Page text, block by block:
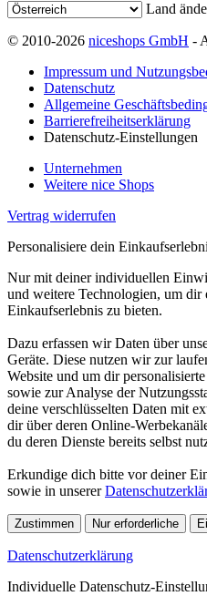
Land
© 2010-2026 niceshops GmbH -
Impressum und
Datenschutz
Allgemeine
Barrierefreiheitserklärung
Datenschutz-Einstellungen
Unternehmen
Weitere nice Shops
Vertrag widerrufen
Personalisiere dein
Nur mit deiner individuellen
und weitere Technologien, um dir
Einkaufserlebnis zu bieten.
Dazu erfassen wir Daten über
Geräte. Diese nutzen wir zur
Website und um dir
sowie zur Analyse der
deine verschlüsselten Daten mit
dir über deren Online-
du deren Dienste bereits selbst
Erkundige dich bitte vor deiner
sowie in unserer
Zustimmen Nur erforderliche
Datenschutzerklärung
Individuelle Datenschutz-